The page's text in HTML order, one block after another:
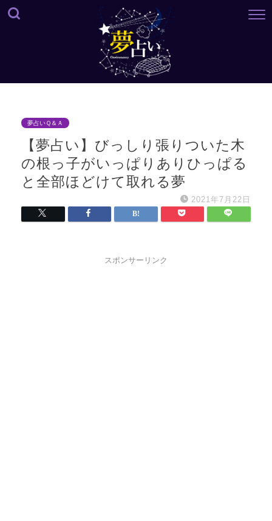
夢占いＱ＆Ａ
【夢占い】びっしり張りついた木
の根っ子がいっぱりありひっぱる
と全部ほどけて取れる夢
2021年7月22日
スポンサーリンク